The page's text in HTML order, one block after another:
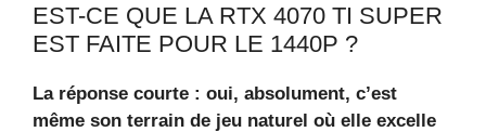
EST-CE QUE LA RTX 4070 TI SUPER
EST FAITE POUR LE 1440P ?
La réponse courte : oui, absolument, c’est
même son terrain de jeu naturel où elle excelle